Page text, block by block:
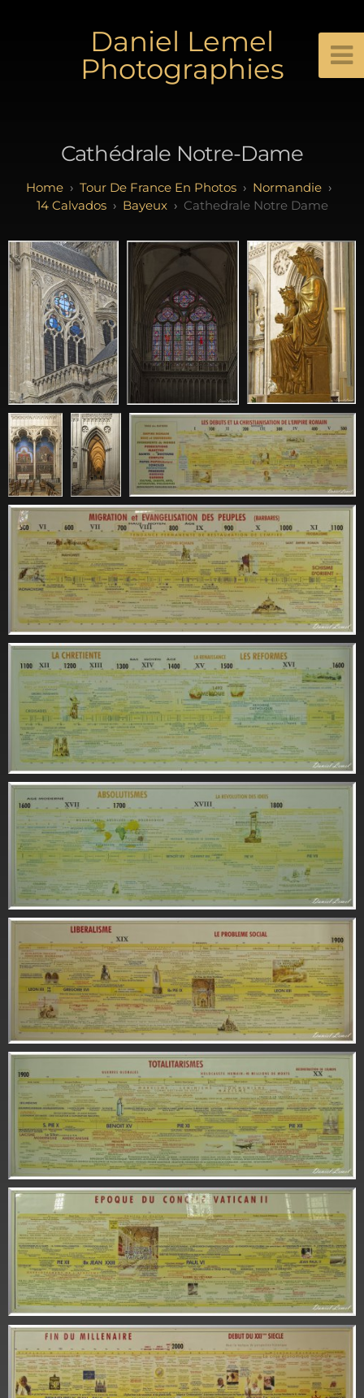
Daniel Lemel
Photographies
Cathédrale Notre-Dame
Tour De France En Photos
Normandie
14 Calvados
Bayeux Cathedrale Notre Dame